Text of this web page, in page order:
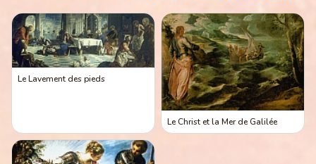
Le Lavement des pieds
Le Christ et la Mer de Galilée